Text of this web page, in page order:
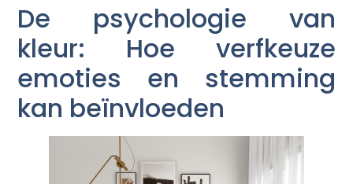
De psychologie van
kleur: Hoe verfkeuze
emoties en stemming
kan beïnvloeden